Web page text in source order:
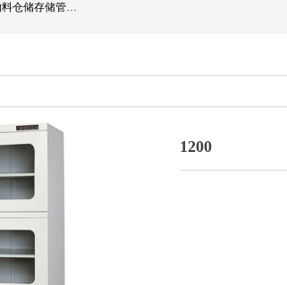
智能电子物料仓储存储管理系列
1200